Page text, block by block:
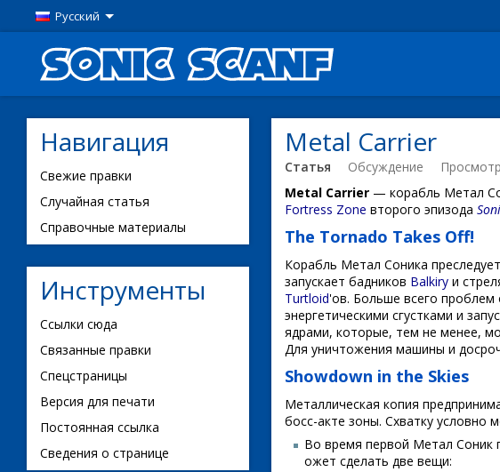
Русский
Навигация
Свежие правки
Случайная статья
Справочные материалы
Инструменты
Ссылки сюда
Связанные правки
Спецстраницы
Версия для печати
Постоянная ссылка
Сведения о странице
Metal Carrier
Статья Обсуждение Просмотр
Metal Carrier — корабль Метал
Fortress Zone второго эпизода
The Tornado Takes Off!
Корабль Метал Соника
запускает бадников Balkiry и
Turtloid'ов. Больше всего проблем
энергетическими сгустками и
ядрами, которые, тем не менее,
Для уничтожения машины и
Showdown in the Skies
Металлическая копия
босс-акте зоны. Схватку условно
Во время первой Метал Соник
ожет сделать две вещи: